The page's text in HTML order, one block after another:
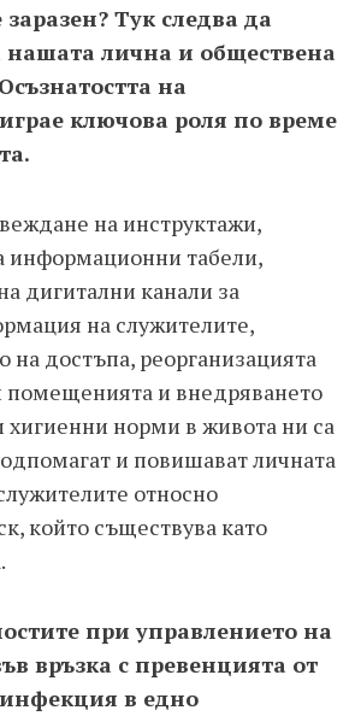
Тук следва да
лична и обществена
на
ключова роля по време
на инструктажи,
информационни табели,
дигитални канали за
на служителите,
на достъпа, реорганизацията
помещенията и внедряването
хигиенни норми в живота ни са
и повишават личната
относно
който съществува като
при управлението на
връзка с превенцията от
в едно